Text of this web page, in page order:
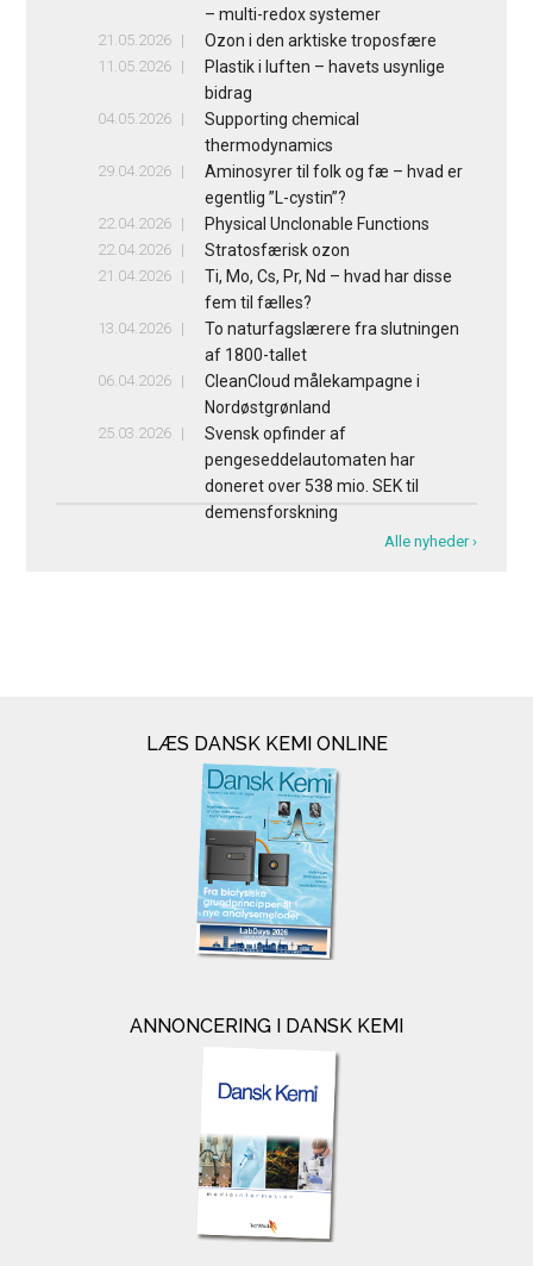
– multi-redox systemer
21.05.2026 Ozon i den arktiske troposfære
11.05.2026
Plastik i luften – havets usynlige
bidrag
04.05.2026
Supporting chemical
thermodynamics
29.04.2026
Aminosyrer til folk og fæ – hvad er
egentlig ”L-cystin”?
22.04.2026 Physical Unclonable Functions
22.04.2026 Stratosfærisk ozon
21.04.2026
Ti, Mo, Cs, Pr, Nd – hvad har disse
fem til fælles?
13.04.2026
To naturfagslærere fra slutningen
af 1800-tallet
06.04.2026
CleanCloud målekampagne i
Nordøstgrønland
25.03.2026
Svensk opfinder af
pengeseddelautomaten har
doneret over 538 mio. SEK til
demensforskning
Alle nyheder ›
LÆS DANSK KEMI ONLINE
ANNONCERING I DANSK KEMI